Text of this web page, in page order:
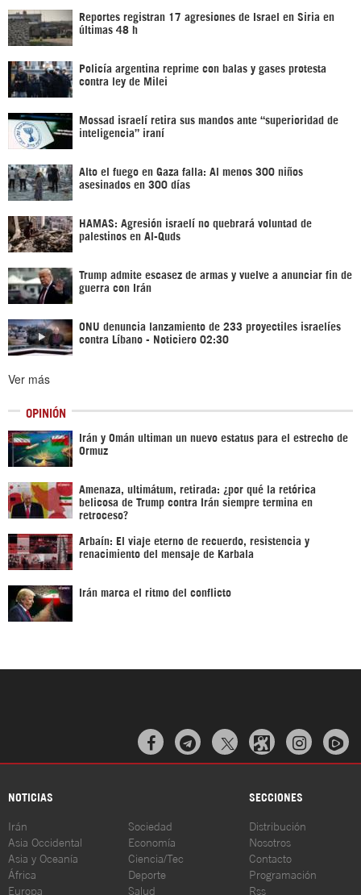
Reportes registran 17 agresiones de Israel en Siria en
últimas 48 h
Policía argentina reprime con balas y gases protesta
contra ley de Milei
Mossad israelí retira sus mandos ante “superioridad de
inteligencia” iraní
Alto el fuego en Gaza falla: Al menos 300 niños
asesinados en 300 días
HAMAS: Agresión israelí no quebrará voluntad de
palestinos en Al-Quds
Trump admite escasez de armas y vuelve a anunciar fin de
guerra con Irán
ONU denuncia lanzamiento de 233 proyectiles israelíes
contra Líbano - Noticiero 02:30
Ver más
OPINIÓN
Irán y Omán ultiman un nuevo estatus para el estrecho de
Ormuz
Amenaza, ultimátum, retirada: ¿por qué la retórica
belicosa de Trump contra Irán siempre termina en
retroceso?
Arbaín: El viaje eterno de recuerdo, resistencia y
renacimiento del mensaje de Karbala
Irán marca el ritmo del conflicto
  
NOTICIAS SECCIONES
Irán
Asia Occidental
Asia y Oceanía
África
Europa
Sociedad
Economía
Ciencia/Tec
Deporte
Salud
Distribución
Nosotros
Contacto
Programación
Rss